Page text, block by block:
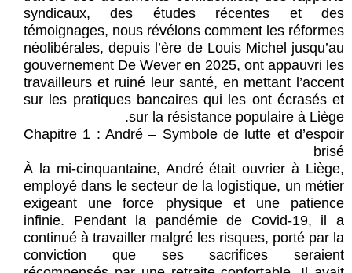
syndicaux, des études récentes et des
témoignages, nous révélons comment les réformes
néolibérales, depuis l’ère de Louis Michel jusqu’au
gouvernement De Wever en 2025, ont appauvri les
travailleurs et ruiné leur santé, en mettant l’accent
sur les pratiques bancaires qui les ont écrasés et
sur la résistance populaire à Liège.
Chapitre 1 : André – Symbole de lutte et d’espoir
brisé
À la mi-cinquantaine, André était ouvrier à Liège,
employé dans le secteur de la logistique, un métier
exigeant une force physique et une patience
infinie. Pendant la pandémie de Covid-19, il a
continué à travailler malgré les risques, porté par la
conviction que ses sacrifices seraient